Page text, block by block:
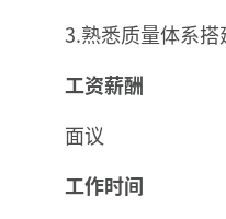
3.熟悉质量体系搭
工资薪酬
面议
工作时间